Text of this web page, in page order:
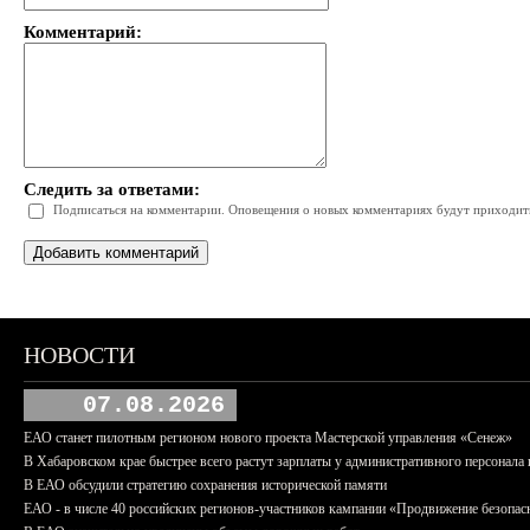
Комментарий:
Следить за ответами:
Подписаться на комментарии. Оповещения о новых комментариях будут
НОВОСТИ
07.08.2026
ЕАО станет пилотным регионом нового проекта Мастерской управления «Сенеж»
В Хабаровском крае быстрее всего растут зарплаты у административного персонала
В ЕАО обсудили стратегию сохранения исторической памяти
ЕАО - в числе 40 российских регионов-участников кампании «Продвижение